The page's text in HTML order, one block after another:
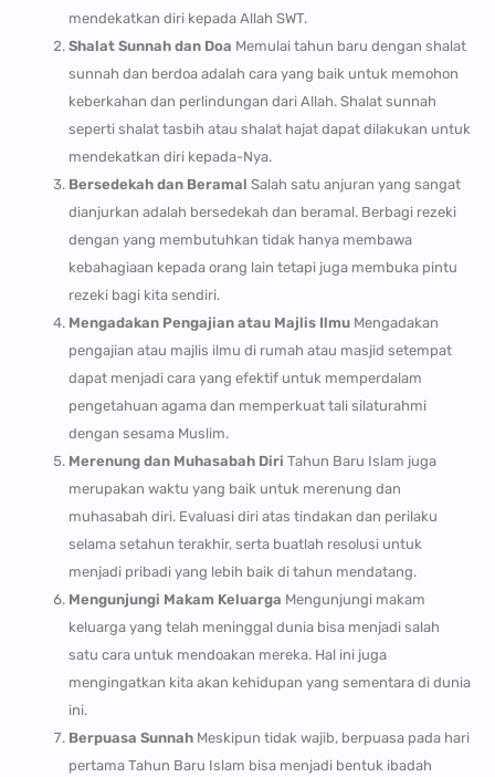
mendekatkan diri kepada Allah SWT.
Shalat Sunnah dan Doa Memulai tahun baru dengan shalat
sunnah dan berdoa adalah cara yang baik untuk memohon
keberkahan dan perlindungan dari Allah. Shalat sunnah
seperti shalat tasbih atau shalat hajat dapat dilakukan untuk
mendekatkan diri kepada-Nya.
Bersedekah dan Beramal Salah satu anjuran yang sangat
dianjurkan adalah bersedekah dan beramal. Berbagi rezeki
dengan yang membutuhkan tidak hanya membawa
kebahagiaan kepada orang lain tetapi juga membuka pintu
rezeki bagi kita sendiri.
Mengadakan Pengajian atau Majlis IlmuMengadakan
pengajian atau majlis ilmu di rumah atau masjid setempat
dapat menjadi cara yang efektif untuk memperdalam
pengetahuan agama dan memperkuat tali silaturahmi
dengan sesama Muslim.
Merenung dan Muhasabah Diri Tahun Baru Islam juga
merupakan waktu yang baik untuk merenung dan
muhasabah diri. Evaluasi diri atas tindakan dan perilaku
selama setahun terakhir, serta buatlah resolusi untuk
menjadi pribadi yang lebih baik di tahun mendatang.
Mengunjungi Makam Keluarga Mengunjungi makam
keluarga yang telah meninggal dunia bisa menjadi salah
satu cara untuk mendoakan mereka. Hal ini juga
mengingatkan kita akan kehidupan yang sementara di dunia
ini.
Berpuasa SunnahMeskipun tidak wajib, berpuasa pada hari
pertama Tahun Baru Islam bisa menjadi bentuk ibadah